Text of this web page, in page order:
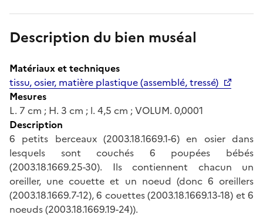
Description du bien muséal
Matériaux et techniques
tissu, osier, matière plastique (assemblé, tressé)
Mesures
L. 7 cm ; H. 3 cm ; l. 4,5 cm ; VOLUM. 0,0001
Description
6 petits berceaux (2003.18.1669.1-6) en osier dans
lesquels sont couchés 6 poupées bébés
(2003.18.1669.25-30). Ils contiennent chacun un
oreiller, une couette et un noeud (donc 6 oreillers
(2003.18.1669.7-12), 6 couettes (2003.18.1669.13-18) et 6
noeuds (2003.18.1669.19-24)).